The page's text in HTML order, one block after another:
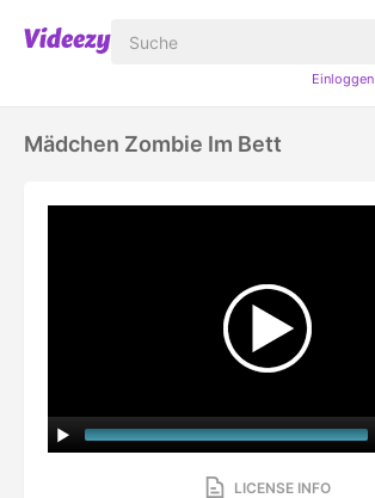
Einloggen
Mädchen Zombie Im Bett
LICENSE INFO